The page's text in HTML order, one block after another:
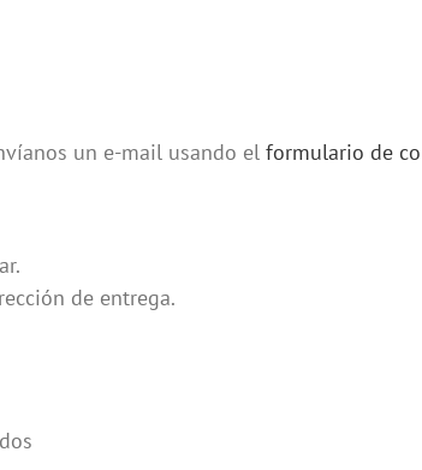
un e-mail usando el formulario de
de entrega.